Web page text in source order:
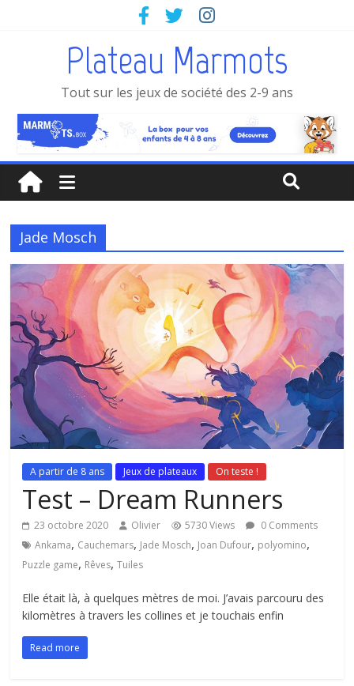
Plateau Marmots
Tout sur les jeux de société des 2-9 ans
Jade Mosch
A partir de 8 ans Jeux de plateaux On teste !
Test – Dream Runners
23 octobre 2020 Olivier 5730 Views
0 Comments
Ankama, Cauchemars, Jade Mosch, Joan Dufour, polyomino,
Puzzle game, Rêves,Tuiles
Elle était là, à quelques mètres de moi. J’avais parcouru des
kilomètres à travers les collines et je touchais enfin
Read more